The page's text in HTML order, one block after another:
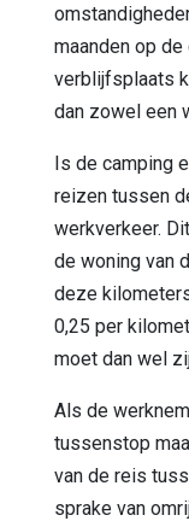
maanden op
verblijfsplaats
dan zowel een
Is de camping
reizen tussen
werkverkeer.
de woning van
deze
0,25 per
moet dan wel
Als de
tussenstop
van de reis
sprake van